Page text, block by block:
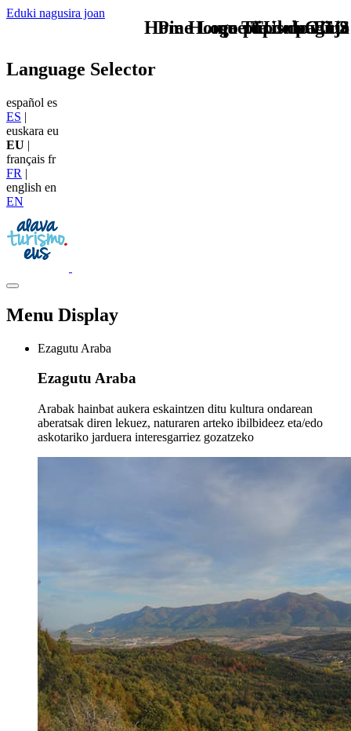
Eduki nagusira joan
TU - LOGO
Language Selector
español es
ES |
euskara eu
EU |
français fr
FR |
english en
EN
Menu Display
Ezagutu Araba
Ezagutu Araba
Arabak hainbat aukera eskaintzen ditu kultura ondarean
aberatsak diren lekuez, naturaren arteko ibilbideez eta/edo
askotariko jarduera interesgarriez gozatzeko
que tipo de viaje
Home Logo pie de página
Pie Home Turismo EUS